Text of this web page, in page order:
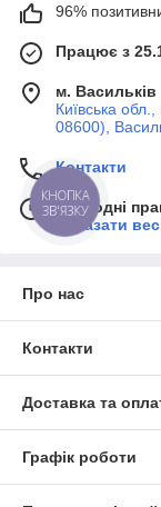
96%
Працює з
м. Васильків
Київська
08600),
Контакти
Сьогодні
Показати
Про нас
Контакти
Доставка та
Графік роботи
КНОПКА
ЗВ'ЯЗКУ